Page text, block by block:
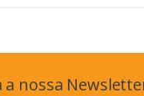
a nossa